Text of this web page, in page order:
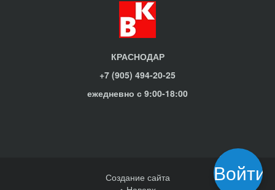
КРАСНОДАР
+7 (905) 494-20-25
ежедневно с 9:00-18:00
Создание сайта
Войти